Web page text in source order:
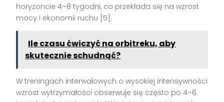
horyzoncie 4–8 tygodni, co przekłada się na wzrost
mocy i ekonomii ruchu [5].
Ile czasu ćwiczyć na orbitreku, aby
skutecznie schudnąć?
W treningach interwałowych o wysokiej intensywności
wzrost wytrzymałości obserwuje się często po 4–6